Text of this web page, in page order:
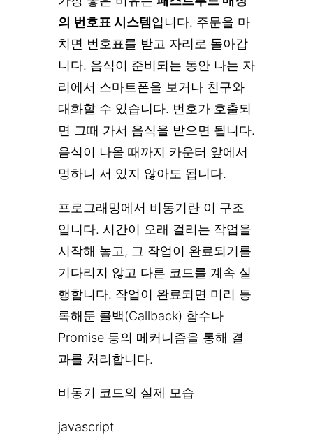
의 번호표 시스템입니다. 주문을 마
치면 번호표를 받고 자리로 돌아갑
니다. 음식이 준비되는 동안 나는 자
리에서 스마트폰을 보거나 친구와
대화할 수 있습니다. 번호가 호출되
면 그때 가서 음식을 받으면 됩니다.
음식이 나올 때까지 카운터 앞에서
멍하니 서 있지 않아도 됩니다.
프로그래밍에서 비동기란 이 구조
입니다. 시간이 오래 걸리는 작업을
시작해 놓고, 그 작업이 완료되기를
기다리지 않고 다른 코드를 계속 실
행합니다. 작업이 완료되면 미리 등
록해둔 콜백(Callback) 함수나
Promise 등의 메커니즘을 통해 결
과를 처리합니다.
비동기 코드의 실제 모습
javascript